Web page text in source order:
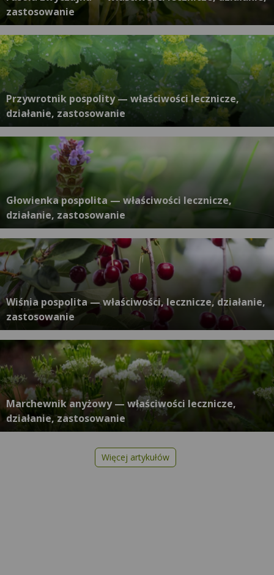
zastosowanie
Przywrotnik pospolity — właściwości lecznicze,
działanie, zastosowanie
Głowienka pospolita — właściwości lecznicze,
działanie, zastosowanie
Wiśnia pospolita — właściwości, lecznicze, działanie,
zastosowanie
Marchewnik anyżowy — właściwości lecznicze,
działanie, zastosowanie
Więcej artykułów